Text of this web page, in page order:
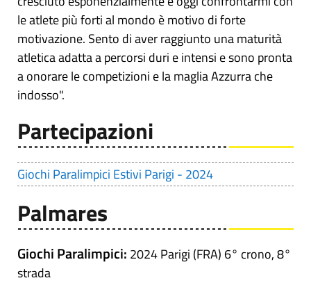
le atlete più forti al mondo è motivo di forte
motivazione. Sento di aver raggiunto una maturità
atletica adatta a percorsi duri e intensi e sono pronta
a onorare le competizioni e la maglia Azzurra che
indosso".
Partecipazioni
Giochi Paralimpici Estivi Parigi - 2024
Palmares
Giochi Paralimpici: 2024 Parigi (FRA) 6° crono, 8°
strada